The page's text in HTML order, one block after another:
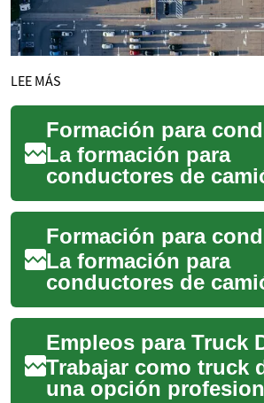
LEE MÁS
La formación para
conductores de
combina
teóricos y práctica en
carretera para
quiene...
La formación para
conductores de
España combina
práctica y requisitos
administrativos para
preparar...
Trabajar como truck
una opción